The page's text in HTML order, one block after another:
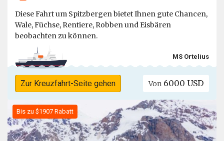
Diese Fahrt um Spitzbergen bietet Ihnen gute Chancen,
Wale, Füchse, Rentiere, Robben und Eisbären
beobachten zu können.
MS Ortelius
Zur Kreuzfahrt-Seite gehen Von 6000 USD
Bis zu $1907 Rabatt